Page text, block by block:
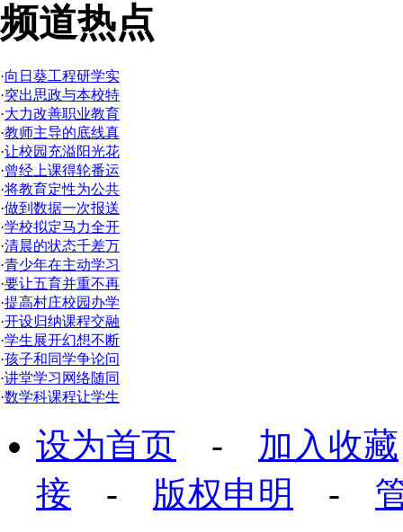
频道热点
·向日葵工程研学实
·突出思政与本校特
·大力改善职业教育
·教师主导的底线真
·让校园充溢阳光花
·曾经上课得轮番运
·将教育定性为公共
·做到数据一次报送
·学校拟定马力全开
·清晨的状态千差万
·青少年在主动学习
·要让五育并重不再
·提高村庄校园办学
·开设归纳课程交融
·学生展开幻想不断
·孩子和同学争论问
·讲堂学习网络随同
·数学科课程让学生
设为首页 - 加入收藏
接 - 版权申明 -